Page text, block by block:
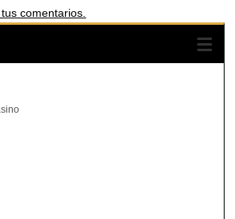
comentarios.